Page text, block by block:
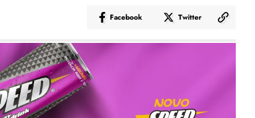
Facebook Twitter